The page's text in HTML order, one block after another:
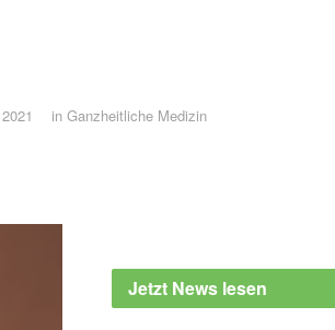
in Ganzheitliche Medizin
Jetzt News lesen